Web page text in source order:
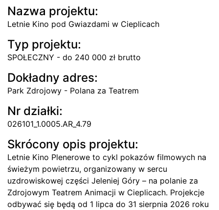
Nazwa projektu:
Letnie Kino pod Gwiazdami w Cieplicach
Typ projektu:
SPOŁECZNY - do 240 000 zł brutto
Dokładny adres:
Park Zdrojowy - Polana za Teatrem
Nr działki:
026101_1.0005.AR_4.79
Skrócony opis projektu:
Letnie Kino Plenerowe to cykl pokazów filmowych na
świeżym powietrzu, organizowany w sercu
uzdrowiskowej części Jeleniej Góry – na polanie za
Zdrojowym Teatrem Animacji w Cieplicach. Projekcje
odbywać się będą od 1 lipca do 31 sierpnia 2026 roku